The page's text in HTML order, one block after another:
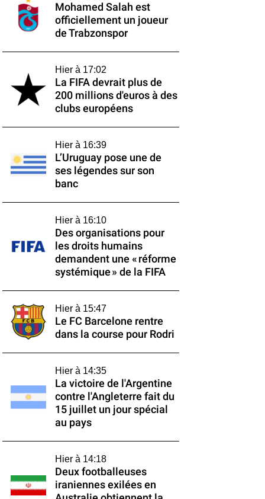
Mohamed Salah est
officiellement un joueur
de Trabzonspor
Hier à 17:02
La FIFA devrait plus de
200 millions d'euros à des
clubs européens
Hier à 16:39
L’Uruguay pose une de
ses légendes sur son
banc
Hier à 16:10
Des organisations pour
les droits humains
demandent une « réforme
systémique » de la FIFA
Hier à 15:47
Le FC Barcelone rentre
dans la course pour Rodri
Hier à 14:35
La victoire de l'Argentine
contre l'Angleterre fait du
15 juillet un jour spécial
au pays
Hier à 14:18
Deux footballeuses
iraniennes exilées en